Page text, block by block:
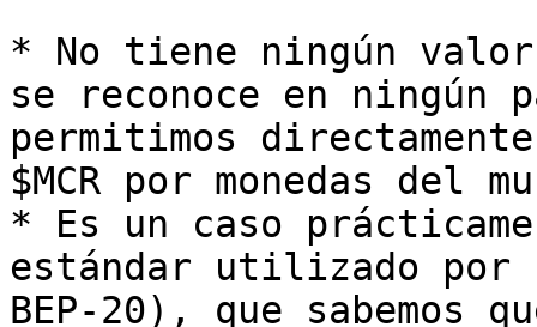
* No tiene ningún valor
se reconoce en ningún
permitimos
$MCR por monedas del
* Es un caso
estándar utilizado por
BEP-20), que sabemos